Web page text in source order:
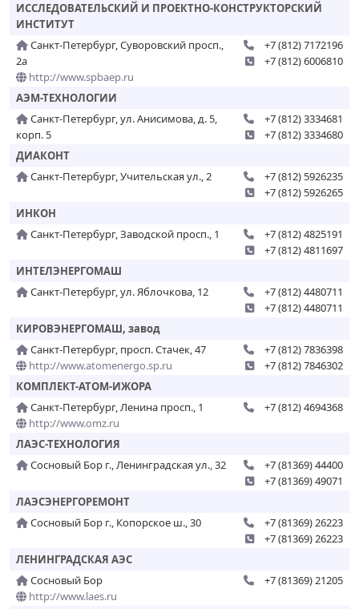
ИССЛЕДОВАТЕЛЬСКИЙ И ПРОЕКТНО-КОНСТРУКТОРСКИЙ
ИНСТИТУТ
Санкт-Петербург, Суворовский просп.,
2а
http://www.spbaep.ru
+7 (812) 7172196
+7 (812) 6006810
АЭМ-ТЕХНОЛОГИИ
Санкт-Петербург, ул. Анисимова, д. 5,
корп. 5
+7 (812) 3334681
+7 (812) 3334680
ДИАКОНТ
Санкт-Петербург, Учительская ул., 2
+7 (812) 5926235
+7 (812) 5926265
ИНКОН
Санкт-Петербург, Заводской просп., 1
+7 (812) 4825191
+7 (812) 4811697
ИНТЕЛЭНЕРГОМАШ
Санкт-Петербург, ул. Яблочкова, 12
+7 (812) 4480711
+7 (812) 4480711
КИРОВЭНЕРГОМАШ, завод
Санкт-Петербург, просп. Стачек, 47
http://www.atomenergo.sp.ru
+7 (812) 7836398
+7 (812) 7846302
КОМПЛЕКТ-АТОМ-ИЖОРА
Санкт-Петербург, Ленина просп., 1
http://www.omz.ru
+7 (812) 4694368
ЛАЭС-ТЕХНОЛОГИЯ
Сосновый Бор г., Ленинградская ул., 32
+7 (81369) 44400
+7 (81369) 49071
ЛАЭСЭНЕРГОРЕМОНТ
Сосновый Бор г., Копорское ш., 30
+7 (81369) 26223
+7 (81369) 26223
ЛЕНИНГРАДСКАЯ АЭС
Сосновый Бор
http://www.laes.ru
+7 (81369) 21205